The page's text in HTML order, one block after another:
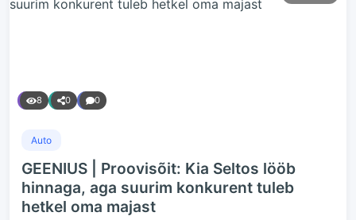
8 0 0
Auto
GEENIUS | Proovisõit: Kia Seltos lööb
hinnaga, aga suurim konkurent tuleb
hetkel oma majast